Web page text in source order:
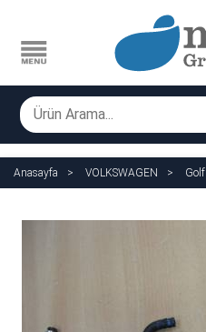
Anasayfa VOLKSWAGEN Golf